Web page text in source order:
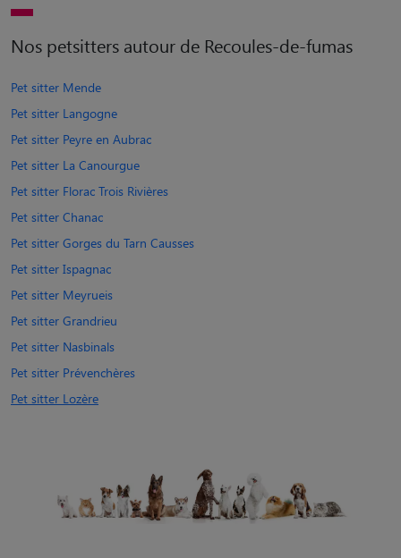
Nos petsitters autour de Recoules-de-fumas
Pet sitter Mende
Pet sitter Langogne
Pet sitter Peyre en Aubrac
Pet sitter La Canourgue
Pet sitter Florac Trois Rivières
Pet sitter Chanac
Pet sitter Gorges du Tarn Causses
Pet sitter Ispagnac
Pet sitter Meyrueis
Pet sitter Grandrieu
Pet sitter Nasbinals
Pet sitter Prévenchères
Pet sitter Lozère